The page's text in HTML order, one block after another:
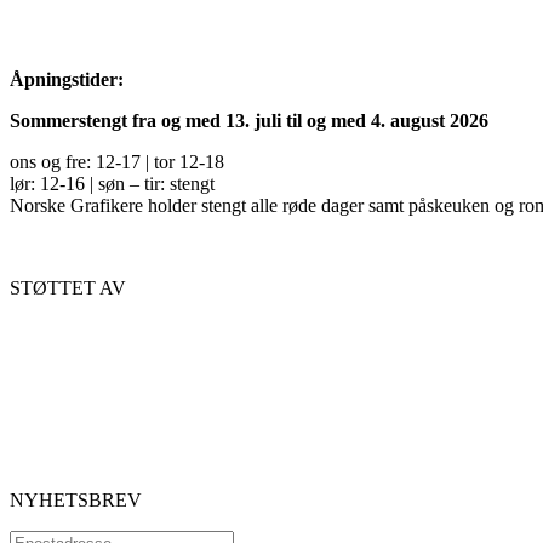
Åpningstider:
Sommerstengt fra og med 13. juli til og med 4. august 2026
ons og fre: 12-17 | tor 12-18
lør: 12-16 | søn – tir: stengt
Norske Grafikere holder stengt alle røde dager samt påskeuken og
STØTTET AV
NYHETSBREV